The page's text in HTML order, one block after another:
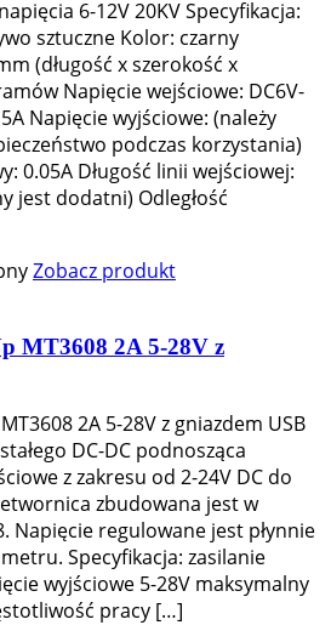
6-12V 20KV Specyfikacja:
sztuczne Kolor: czarny
(długość x szerokość x
Napięcie wejściowe: DC6V-
Napięcie wyjściowe: (należy
podczas korzystania)
0.05A Długość linii wejściowej:
jest dodatni) Odległość
Zobacz produkt
MT3608 2A 5-28V z
2A 5-28V z gniazdem USB
DC-DC podnosząca
z zakresu od 2-24V DC do
zbudowana jest w
Napięcie regulowane jest płynnie
Specyfikacja: zasilanie
wyjściowe 5-28V maksymalny
pracy […]